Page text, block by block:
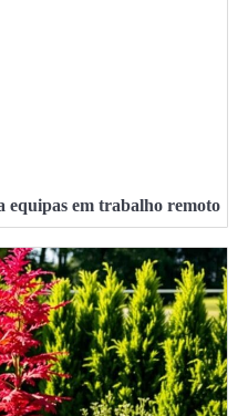
equipas em trabalho remoto